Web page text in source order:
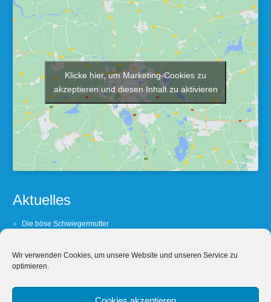
Wir verwenden Cookies, um unsere Website und unseren Service zu
optimieren.
Klicke hier, um Marketing-Cookies zu
akzeptieren und diesen Inhalt zu aktivieren
Aktuelles
Die böse Schwiegermutter
(Un- Treue lohnt sich nicht
Wein, Weib & Worschd